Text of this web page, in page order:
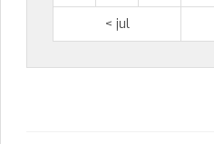
< jul